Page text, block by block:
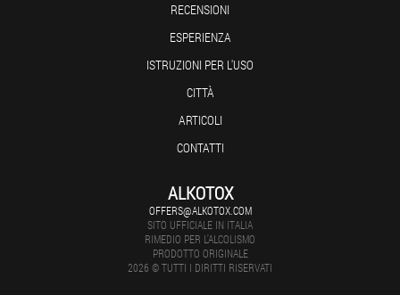
RECENSIONI
ESPERIENZA
ISTRUZIONI PER L'USO
CITTÀ
ARTICOLI
CONTATTI
ALKOTOX
OFFERS@ALKOTOX.COM
SITO UFFICIALE IN ITALIA
RIMEDIO PER L'ALCOLISMO
PRODOTTO ORIGINALE
2026 © TUTTI I DIRITTI RISERVATI